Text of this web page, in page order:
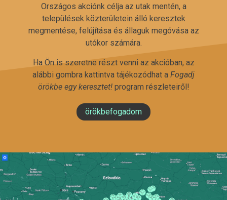
Országos akciónk célja az utak mentén, a
települések közterületein álló keresztek
megmentése, felújítása és állaguk megóvása az
utókor számára.
Ha Ön is szeretne részt venni az akcióban, az
alábbi gombra kattintva tájékozódhat a Fogadj
örökbe egy keresztet!program részleteiről!
örökbefogadom